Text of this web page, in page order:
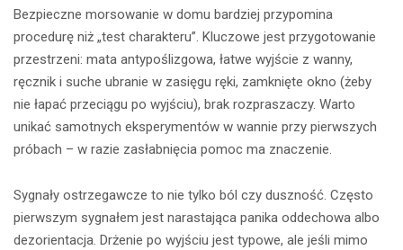
Bezpieczne morsowanie w domu bardziej przypomina
procedurę niż „test charakteru”. Kluczowe jest przygotowanie
przestrzeni: mata antypoślizgowa, łatwe wyjście z wanny,
ręcznik i suche ubranie w zasięgu ręki, zamknięte okno (żeby
nie łapać przeciągu po wyjściu), brak rozpraszaczy. Warto
unikać samotnych eksperymentów w wannie przy pierwszych
próbach – w razie zasłabnięcia pomoc ma znaczenie.
Sygnały ostrzegawcze to nie tylko ból czy duszność. Często
pierwszym sygnałem jest narastająca panika oddechowa albo
dezorientacja. Drżenie po wyjściu jest typowe, ale jeśli mimo